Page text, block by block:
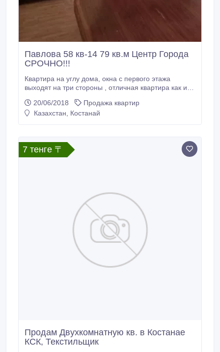
Павлова 58 кв-14 79 кв.м Центр Города
СРОЧНО!!!
Квартира на углу дома, окна с первого этажа
выходят на три стороны , отличная квартира как и
водонагреватель, джакузи, решетки на окнах ,
встроенный шкаф и кухня, застекленная лоджия
20/06/2018
Продажа квартир
Казахстан, Костанай
7 тенге 〒
Продам Двухкомнатную кв. в Костанае
КСК, Текстильщик